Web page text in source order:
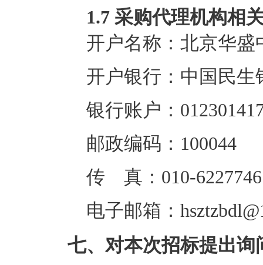
1.7 采购代理机构相
开户名称：北京华
开户银行：中国民
银行账户：
邮政编码：100044
传 真：010-
电子邮箱：
七、对本次招标提出